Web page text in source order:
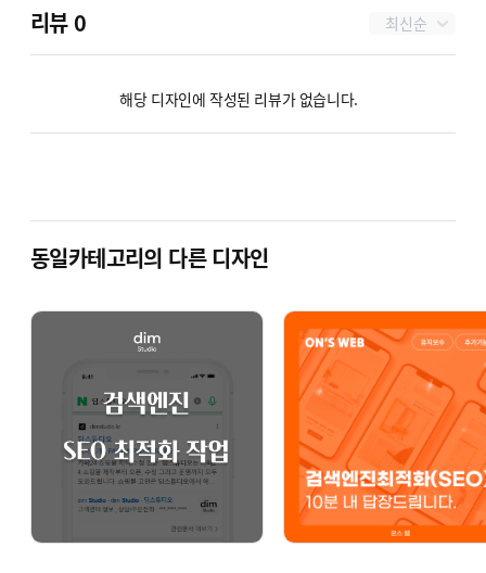
오너플로우
카페24 쇼핑몰 전문 개발 파트너
1,800+ 프로젝트 완료
K 카카오톡으로 문의하기
오너플로우의 약속
리뷰0 최신순
해당 디자인에 작성된 리뷰가 없습니다.
동일카테고리의 다른 디자인